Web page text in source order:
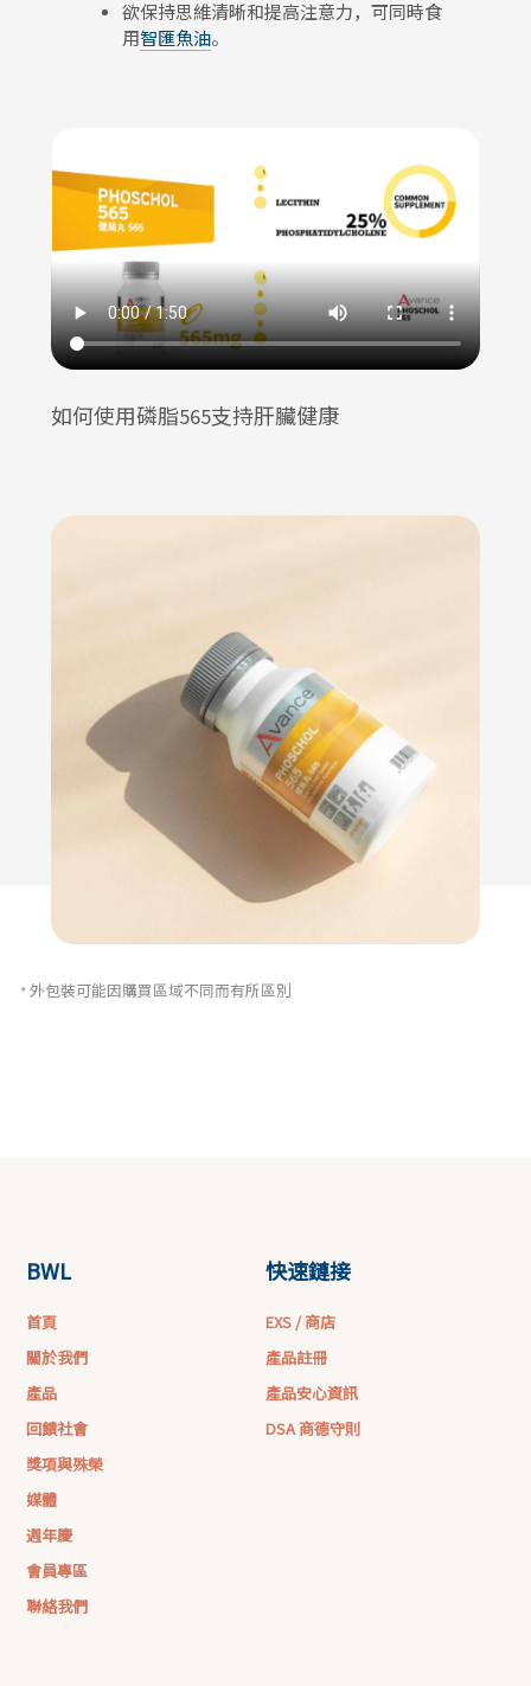
欲保持思維清晰和提高注意力，可同時食
用智匯魚油。
如何使用磷脂565支持肝臟健康
* 外包裝可能因購買區域不同而有所區別
BWL
首頁
關於我們
產品
回饋社會
獎項與殊榮
媒體
週年慶
會員專區
聯絡我們
快速鏈接
EXS / 商店
產品註冊
產品安心資訊
DSA 商德守則